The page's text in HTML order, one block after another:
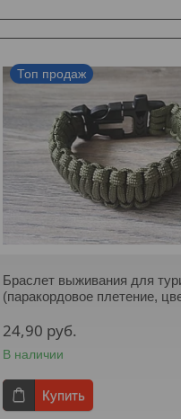
Топ продаж
Браслет выживания для
(паракордовое плетение,
24,90 руб.
В наличии
Купить